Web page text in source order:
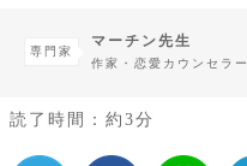
専門家
マーチン先生
作家・恋愛カウンセラー
読了時間：約3分